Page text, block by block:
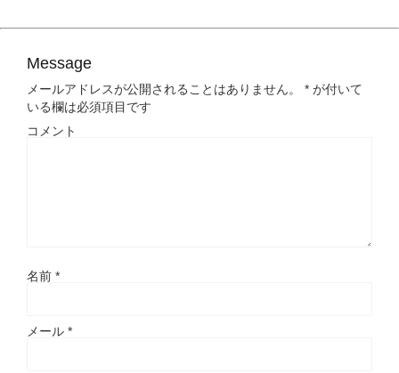
Message
メールアドレスが公開されることはありません。 * が付いて
いる欄は必須項目です
コメント
名前 *
メール *